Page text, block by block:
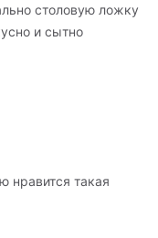
столовую ложку
и сытно
нравится такая